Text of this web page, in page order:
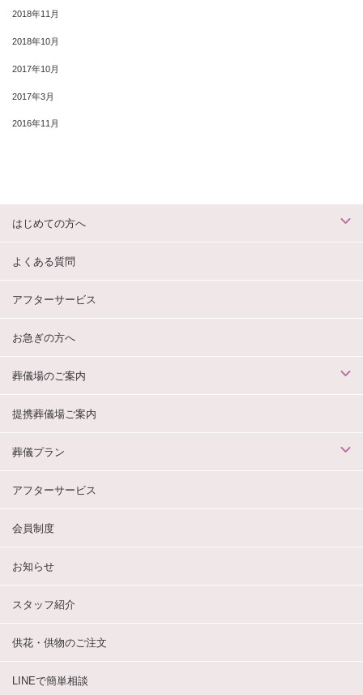
2018年11月
2018年10月
2017年10月
2017年3月
2016年11月
はじめての方へ
よくある質問
アフターサービス
お急ぎの方へ
葬儀場のご案内
提携葬儀場ご案内
葬儀プラン
アフターサービス
会員制度
お知らせ
スタッフ紹介
供花・供物のご注文
LINEで簡単相談